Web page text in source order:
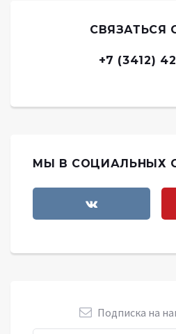
СВЯЗАТЬСЯ
+7 (3412)
МЫ В СОЦИАЛЬНЫХ
Подписка на